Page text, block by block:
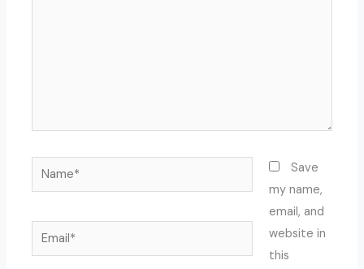
Name*
Email*
Save
my name,
email, and
website in
this